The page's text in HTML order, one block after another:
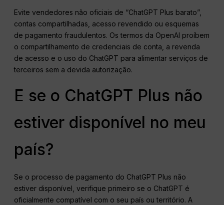
Evite vendedores não oficiais de “ChatGPT Plus barato”,
contas compartilhadas, acesso revendido ou esquemas
de pagamento fraudulentos. Os termos da OpenAI proíbem
o compartilhamento de credenciais de conta, a revenda
de acesso e o uso do ChatGPT para alimentar serviços de
terceiros sem a devida autorização.
E se o ChatGPT Plus não
estiver disponível no meu
país?
Se o processo de pagamento do ChatGPT Plus não
estiver disponível, verifique primeiro se o ChatGPT é
oficialmente compatível com o seu país ou território. A